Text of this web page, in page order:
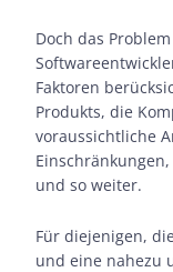
Doch das
Faktoren
Produkts, die
voraussichtliche
und so weiter.
Für diejenigen,
und eine nahezu